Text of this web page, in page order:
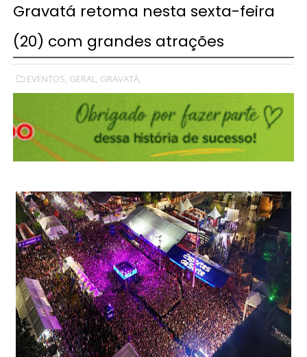
Gravatá retoma nesta sexta-feira
(20) com grandes atrações
EVENTOS, GERAL, GRAVATÁ,